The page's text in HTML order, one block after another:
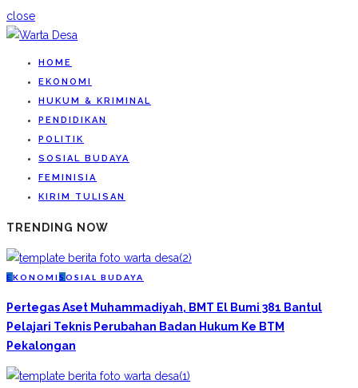
close
HOME
EKONOMI
HUKUM & KRIMINAL
PENDIDIKAN
POLITIK
SOSIAL BUDAYA
FEMINISIA
KIRIM TULISAN
TRENDING NOW
EKONOMI S OSIAL BUDAYA
Pertegas Aset Muhammadiyah, BMT El Bumi 381 Bantul
Pelajari Teknis Perubahan Badan Hukum Ke BTM
Pekalongan